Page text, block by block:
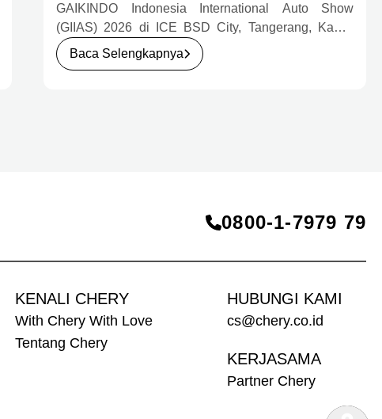
GAIKINDO Indonesia International Auto Show
(GIIAS) 2026 di ICE BSD City, Tangerang, Kamis
(30/7). Dalam kunjungan tersebut, Menteri
Perindustrian meninjau dua produk elektrifikasi
Baca Selengkapnya
0800‑1‑7979 79
KENALI CHERY
With Chery With Love
Tentang Chery
HUBUNGI KAMI
cs@chery.co.id
KERJASAMA
Partner Chery